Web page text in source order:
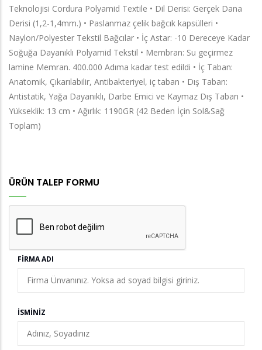
Teknolojisi Cordura Polyamid Textile • Dil Derisi: Gerçek Dana
Derisi (1,2-1,4mm.) • Paslanmaz çelik bağcık kapsülleri •
Naylon/Polyester Tekstil Bağcılar • İç Astar: -10 Dereceye Kadar
Soğuğa Dayanıklı Polyamid Tekstil • Membran: Su geçirmez
lamine Memran. 400.000 Adıma kadar test edildi • İç Taban:
Anatomik, Çıkarılabilir, Antibakteriyel, iç taban • Dış Taban:
Antistatik, Yağa Dayanıklı, Darbe Emici ve Kaymaz Dış Taban •
Yükseklik: 13 cm • Ağırlık: 1190GR (42 Beden İçin Sol&Sağ
Toplam)
ÜRÜN TALEP FORMU
FIRMA ADI
İSMINIZ